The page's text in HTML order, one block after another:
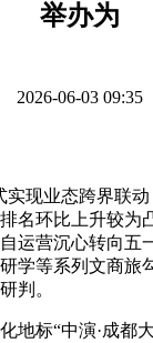
举办为
2026-06-03 09:35
现业态跨界联动
名环比上升较为
自运营沉心转向
学等系列文商旅
判。
标“中演·成都